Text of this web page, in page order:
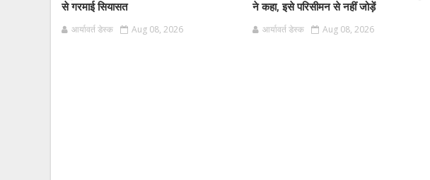
से गरमाई सियासत
आर्यावर्त डेस्क Aug 08, 2026
ने कहा, इसे परिसीमन से नहीं जोड़ें
आर्यावर्त डेस्क Aug 08, 2026